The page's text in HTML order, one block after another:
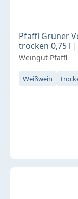
Pfaffl Grüner
trocken 0,75 l
Weingut Pfaffl
Weißwein